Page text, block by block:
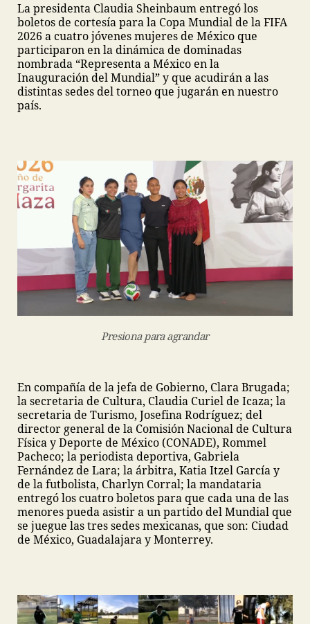
La presidenta Claudia Sheinbaum entregó los
boletos de cortesía para la Copa Mundial de la FIFA
2026 a cuatro jóvenes mujeres de México que
participaron en la dinámica de dominadas
nombrada “Representa a México en la
Inauguración del Mundial” y que acudirán a las
distintas sedes del torneo que jugarán en nuestro
país.
Presiona para agrandar
En compañía de la jefa de Gobierno, Clara Brugada;
la secretaria de Cultura, Claudia Curiel de Icaza; la
secretaria de Turismo, Josefina Rodríguez; del
director general de la Comisión Nacional de Cultura
Física y Deporte de México (CONADE), Rommel
Pacheco; la periodista deportiva, Gabriela
Fernández de Lara; la árbitra, Katia Itzel García y
de la futbolista, Charlyn Corral; la mandataria
entregó los cuatro boletos para que cada una de las
menores pueda asistir a un partido del Mundial que
se juegue las tres sedes mexicanas, que son: Ciudad
de México, Guadalajara y Monterrey.